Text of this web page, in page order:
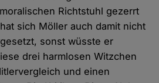
Richtstuhl gezerrt
sich Möller auch damit nicht
sonst wüsste er
drei harmlosen Witzchen
und einen